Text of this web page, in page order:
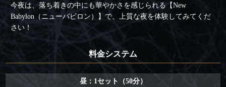
今夜は、落ち着きの中にも華やかさを感じられる【New
Babylon（ニューバビロン）】で、上質な夜を体験してみてくだ
さい！
料金システム
昼：1セット（50分）